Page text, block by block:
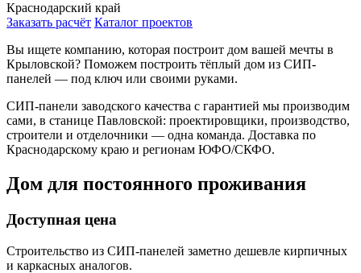
Краснодарский край
Заказать расчёт Каталог проектов
Вы ищете компанию, которая построит дом вашей мечты в
Крыловской? Поможем построить тёплый дом из СИП-
панелей — под ключ или своими руками.
СИП-панели заводского качества с гарантией мы производим
сами, в станице Павловской: проектировщики, производство,
строители и отделочники — одна команда. Доставка по
Краснодарскому краю и регионам ЮФО/СКФО.
Дом для постоянного проживания
Доступная цена
Строительство из СИП-панелей заметно дешевле кирпичных
и каркасных аналогов.